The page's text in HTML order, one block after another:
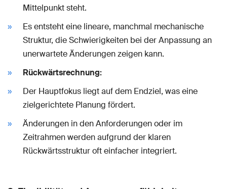
Mittelpunkt steht.
Es entsteht eine lineare, manchmal mechanische
Struktur, die Schwierigkeiten bei der Anpassung an
unerwartete Änderungen zeigen kann.
Rückwärtsrechnung:
Der Hauptfokus liegt auf dem Endziel, was eine
zielgerichtete Planung fördert.
Änderungen in den Anforderungen oder im
Zeitrahmen werden aufgrund der klaren
Rückwärtsstruktur oft einfacher integriert.